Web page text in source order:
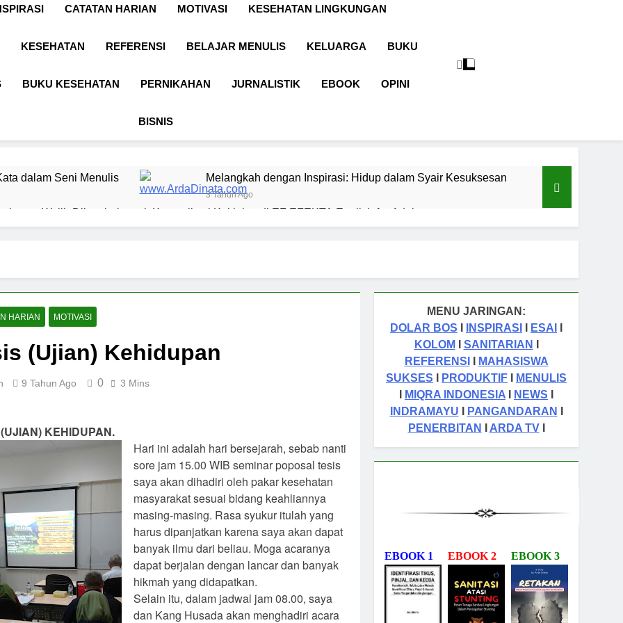
CATATAN HARIAN MOTIVASI KESEHATAN LINGKUNGAN
KESEHATAN REFERENSI BELAJAR MENULIS KELUARGA BUKU
BUKU KESEHATAN PERNIKAHAN JURNALISTIK EBOOK OPINI
BISNIS
dalam Seni Menulis Melangkah dengan Inspirasi: Hidup dalam Syair Kesuksesan
3 Tahun Ago
yang Wajib Diketahui untuk Komunikasi Kekinian di EF EFEKTA English for Adults
Digital sebagai Lanskap Pembelajaran Basmalah sebagai Pintu Kehidupan
Pagi yang Mengubah Takdir: Rahasia Rutinitas Orang Sukses
Buku: Menjemput Era Digital dengan Kata-kata
Geriatri: Tantangan dan Harapan untuk Lansia
HARIAN MOTIVASI
(Ujian) Kehidupan
9 Tahun Ago 0 3 Mins
KEHIDUPAN.
Hari ini adalah hari bersejarah, sebab nanti
sore jam 15.00 WIB seminar poposal tesis
saya akan dihadiri oleh pakar kesehatan
masyarakat sesuai bidang keahliannya
masing-masing. Rasa syukur itulah yang
harus dipanjatkan karena saya akan dapat
banyak ilmu dari beliau. Moga acaranya
dapat berjalan dengan lancar dan banyak
hikmah yang didapatkan.
Selain itu, dalam jadwal jam 08.00, saya
dan Kang Husada akan menghadiri acara
MENU JARINGAN:
DOLAR BOS
INSPIRASI ESAI
KOLOM
SANITARIAN
REFERENSI
MAHASISWA
SUKSES
PRODUKTIF
MENULIS
MIQRA INDONESIA NEWS
INDRAMAYU
PANGANDARAN
PENERBITAN
ARDA TVI
EBOOK 1 EBOOK 2 EBOOK 3